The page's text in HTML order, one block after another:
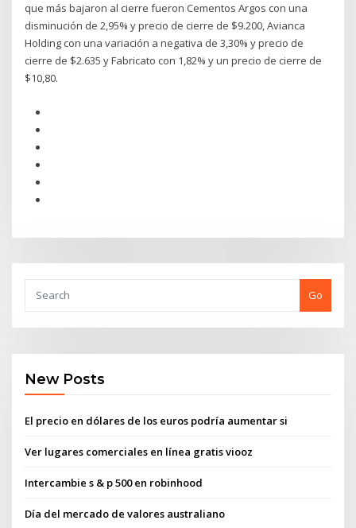
que más bajaron al cierre fueron Cementos Argos con una
disminución de 2,95% y precio de cierre de $9.200, Avianca
Holding con una variación a negativa de 3,30% y precio de
cierre de $2.635 y Fabricato con 1,82% y un precio de cierre de
$10,80.
Go
New Posts
El precio en dólares de los euros podría aumentar si
Ver lugares comerciales en línea gratis viooz
Intercambie s & p 500 en robinhood
Día del mercado de valores australiano